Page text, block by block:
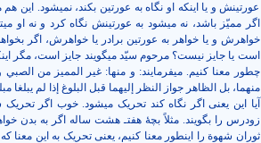
عورتینش و یا اینکه او نگاه به عورتین بکند، نمی­شود.
اگر ممیّز باشد، نه می­شود به عورتینش نگاه کرد و نه او
خواهرش و یا خواهر به عورتین برادر یا خواهرش، اگر
است یا جایز نیست؟ مرحوم سیّد می­گویند جایز است، مگر
چطور معنا کنیم. می­فرمایند: و منها: غير المميز من الصبي
منهما، بل الظاهر جواز النظر إليهما قبل البلوغ إذا لم يبلغا
آیا این یعنی اگر نگاه کند تحریک می­شود. خوب اگر تحریک
زودرس را بگویند. مثلاً بچۀ هفت­ـ هشت ساله اگر به بدن
ثوران شهوة را اینطور معنا کنیم، یعنی تحریک به این معنا